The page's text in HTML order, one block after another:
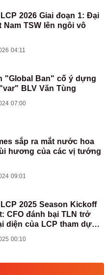
2026 Giai đoạn 1: Đại
Nam TSW lên ngôi vô
04:11
"Global Ban" cố ý dựng
BLV Văn Tùng
07:00
sắp ra mắt nước hoa
hương của các vị tướng
09:01
2025 Season Kickoff
CFO đánh bại TLN trở
diện của LCP tham dự
00:10